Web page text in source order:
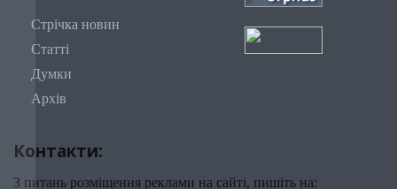
Стрічка новин
Статті
Думки
Архів
Контакти:
З питань розміщення реклами на сайті, пишіть на: